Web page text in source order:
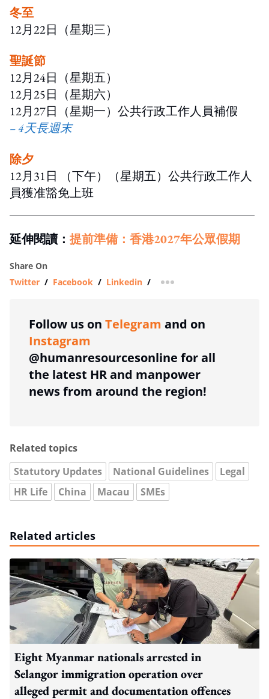
冬至
12月22日（星期三）
聖誕節
12月24日（星期五）
12月25日（星期六）
12月27日（星期一）公共行政工作人員補假
– 4天長週末
除夕
12月31日 （下午）（星期五）公共行政工作人
員獲准豁免上班
延伸閱讀： 提前準備：香港2027年公眾假期
Share On
Twitter / Facebook / Linkedin / more sharing option
Follow us on Telegram and on
Instagram
@humanresourcesonline for all
the latest HR and manpower
news from around the region!
Related topics
Statutory Updates
National Guidelines
Legal
HR Life
China Macau SMEs
Related articles
Eight Myanmar nationals arrested in
Selangor immigration operation over
alleged permit and documentation offences